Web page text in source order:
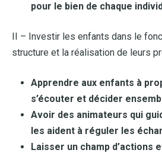
pour le bien de chaque
II – Investir les enfants dans le
structure et la réalisation de leurs
Apprendre aux enfants à
s’écouter et décider
Avoir des animateurs qui
les aident à réguler les
Laisser un champ d’actions